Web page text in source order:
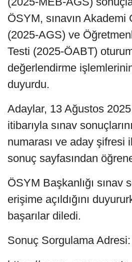
ÖSYM, sınavın Akademi
(2025-AGS) ve
Testi (2025-ÖABT)
değerlendirme
duyurdu.
Adaylar, 13 Ağustos
itibarıyla sınav
numarası ve aday şifresi
sonuç sayfasından
ÖSYM Başkanlığı sınav
erişime açıldığını
başarılar diledi.
Sonuç Sorgulama Adresi: